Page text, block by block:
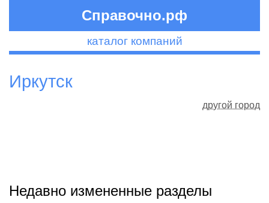
Справочно.рф
каталог компаний
Иркутск
другой город
Недавно измененные разделы